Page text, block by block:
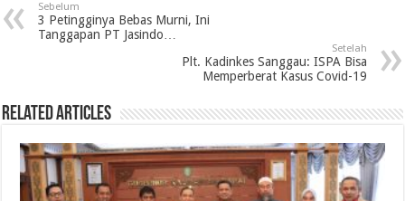
Sebelum
3 Petingginya Bebas Murni, Ini
Tanggapan PT Jasindo…
Setelah
Plt. Kadinkes Sanggau: ISPA Bisa
Memperberat Kasus Covid-19
Related Articles